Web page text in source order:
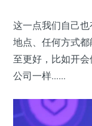
这一点我们自己
地点、任何方式
至更好，比如开
公司一样……